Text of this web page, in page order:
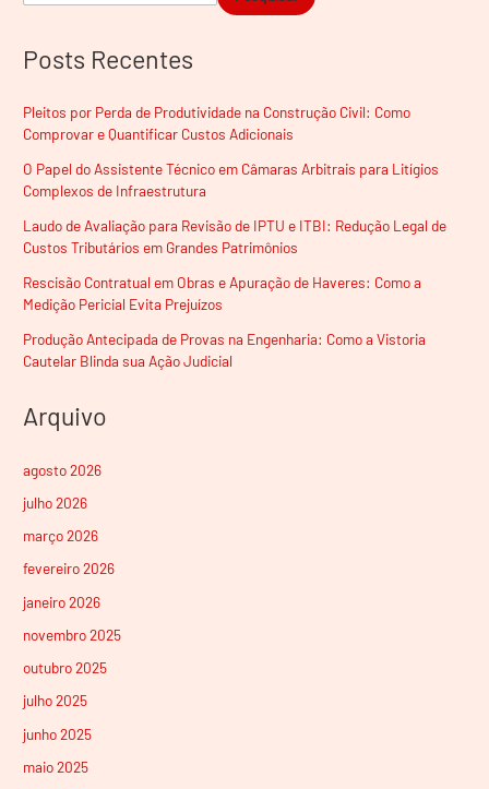
Posts Recentes
Pleitos por Perda de Produtividade na Construção Civil: Como
Comprovar e Quantificar Custos Adicionais
O Papel do Assistente Técnico em Câmaras Arbitrais para Litígios
Complexos de Infraestrutura
Laudo de Avaliação para Revisão de IPTU e ITBI: Redução Legal de
Custos Tributários em Grandes Patrimônios
Rescisão Contratual em Obras e Apuração de Haveres: Como a
Medição Pericial Evita Prejuízos
Produção Antecipada de Provas na Engenharia: Como a Vistoria
Cautelar Blinda sua Ação Judicial
Arquivo
agosto 2026
julho 2026
março 2026
fevereiro 2026
janeiro 2026
novembro 2025
outubro 2025
julho 2025
junho 2025
maio 2025